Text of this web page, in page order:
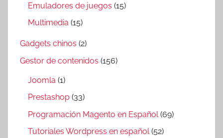
Emuladores de juegos (15)
Multimedia (15)
Gadgets chinos (2)
Gestor de contenidos (156)
Joomla (1)
Prestashop (33)
Programación Magento en Español (69)
Tutoriales Wordpress en español(52)